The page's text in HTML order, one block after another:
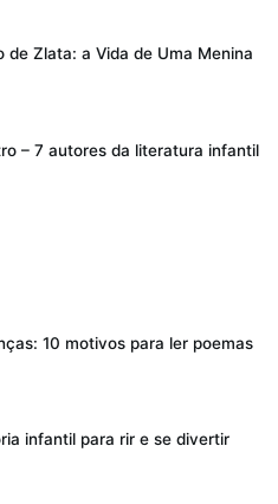
de Zlata: a Vida de Uma Menina
– 7 autores da literatura infantil
10 motivos para ler poemas
infantil para rir e se divertir